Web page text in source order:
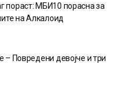
пораст: МБИ10 порасна за
на Алкалоид
– Повредени девојче и три